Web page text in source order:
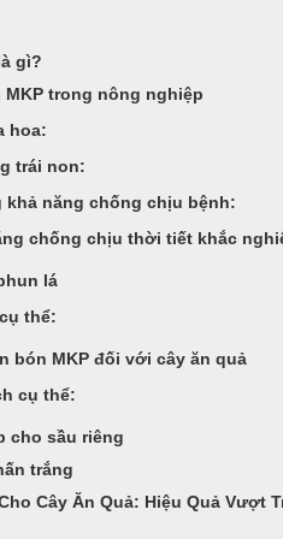
gì?
trong nông nghiệp
hoa:
trái non:
khả năng chống chịu bệnh:
chống chịu thời tiết khắc
lá
thể:
bón MKP đối với cây ăn quả
cụ thể:
cho sầu riêng
trắng
Cây Ăn Quả: Hiệu Quả Vượt